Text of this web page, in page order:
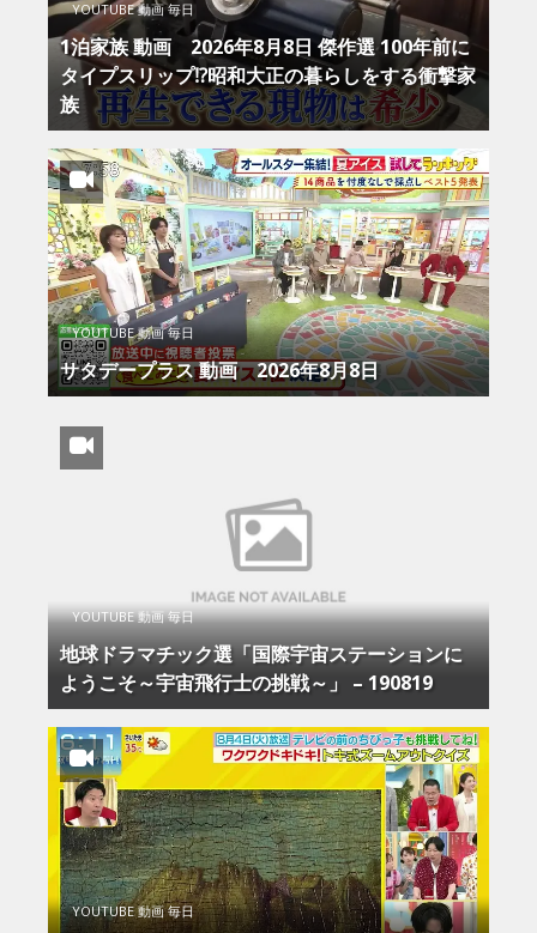
YOUTUBE 動画 毎日
1泊家族 動画 2026年8月8日 傑作選 100年前に
タイプスリップ⁉昭和大正の暮らしをする衝撃家
族
YOUTUBE 動画 毎日
サタデープラス 動画 2026年8月8日
YOUTUBE 動画 毎日
地球ドラマチック選「国際宇宙ステーションに
ようこそ～宇宙飛行士の挑戦～」 – 190819
YOUTUBE 動画 毎日